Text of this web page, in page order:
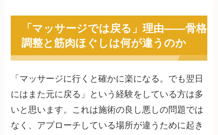
「マッサージでは戻る」理由——骨格
調整と筋肉ほぐしは何が違うのか
「マッサージに行くと確かに楽になる。でも翌日
にはまた元に戻る」という経験をしている方は多
いと思います。これは施術の良し悪しの問題では
なく、アプローチしている場所が違うために起き